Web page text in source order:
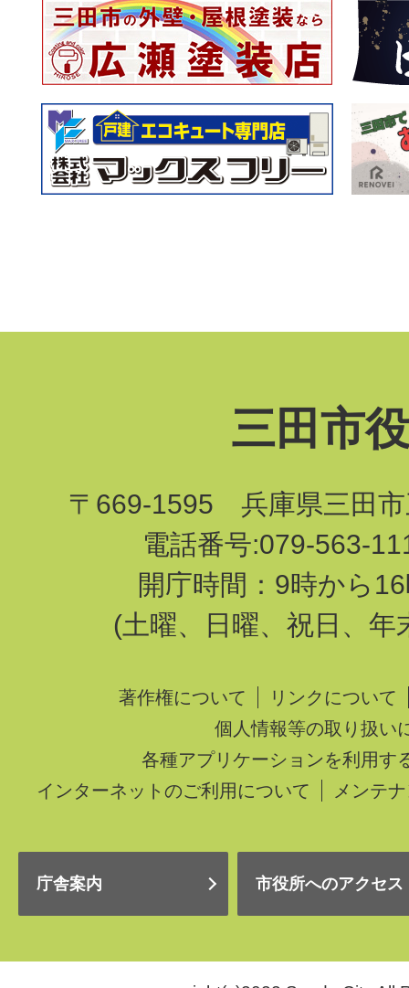
三田市
〒669-1595 兵庫県三田市
電話番号:079-563-
開庁時間：9時から
(土曜、日曜、祝日、年
著作権について
リンクについて
個人情報等の取り扱い
各種アプリケーションを利用す
インターネットのご利用について
メンテ
庁舎案内 市役所へのアクセス